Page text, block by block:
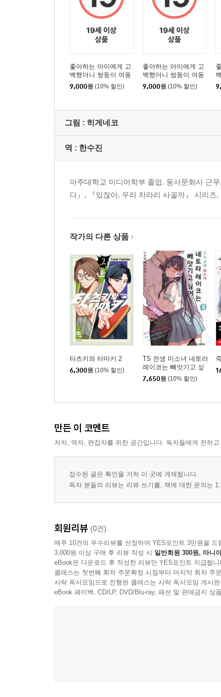
좋아하는 아이에게 고
백했더니 쌍둥이 여동
생이 덤으로 딸려 왔다
9,000원 (10% 할인)
좋아하는 아이에게 고
백했더니 쌍둥이 여동
생이 덤으로 딸려 왔다
9,000원 (10% 할인)
그림 : 히게네코
역 : 한수진
아주대학교 미디어학부 졸업. 동서문화사 근
다』, 『있잖아, 우리 차라리 사귈까』 시리
작가의 다른 상품
타츠키와 타마키 2
6,300원 (10% 할인)
TS 전생 미소녀 네토라
레이코는 빼앗기고 싶
어 2
7,650원 (10% 할인)
만든 이 코멘트
저자, 역자, 편집자를 위한 공간입니다. 독자들에게 전하
접수된 글은 확인을 거쳐 이 곳에 게재됩니다.
독자 분들의 리뷰는 리뷰 쓰기를, 책에 대한 문의는
회원리뷰 (0건)
매주 10건의 우수리뷰를 선정하여 YES포인트 3만원을 드
3,000원 이상 구매 후 리뷰 작성 시 일반회원 300원, 마니
eBook은 다운로드 후 작성한 리뷰만 YES포인트 지급됩니
클래스는 첫번째 회차 주문확정 시점부터 마지막 회차 주
사락 독서모임으로 진행된 클래스는 사락 독서모임 게시
eBook 페이백, CD/LP, DVD/Blu-ray, 패션 및 판매금지 상